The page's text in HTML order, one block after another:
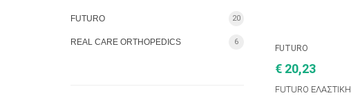
FUTURO 20
REAL CARE ORTHOPEDICS 6
FUTURO
€ 20,23
FUTURO ΕΛΑΣΤΙΚΗ